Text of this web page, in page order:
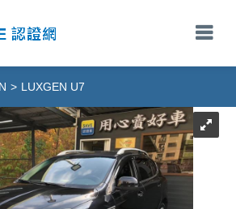
> LUXGEN U7